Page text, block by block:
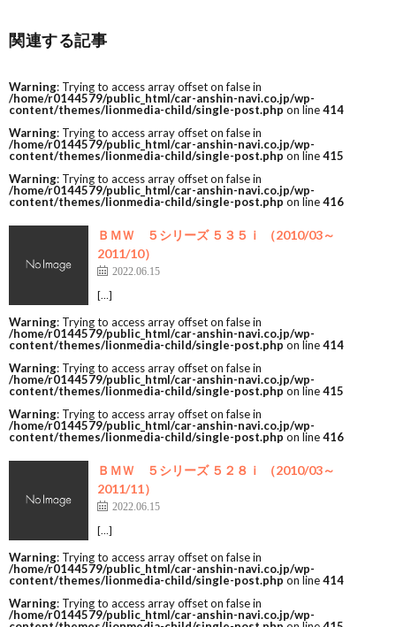
関連する記事
Warning: Trying to access array offset on false in
/home/r0144579/public_html/car-anshin-navi.co.jp/wp-
content/themes/lionmedia-child/single-post.php on line414
Warning: Trying to access array offset on false in
/home/r0144579/public_html/car-anshin-navi.co.jp/wp-
content/themes/lionmedia-child/single-post.php on line415
Warning: Trying to access array offset on false in
/home/r0144579/public_html/car-anshin-navi.co.jp/wp-
content/themes/lionmedia-child/single-post.php on line416
ＢＭＷ ５シリーズ ５３５ｉ （2010/03～
2011/10）
2022.06.15
[…]
Warning: Trying to access array offset on false in
/home/r0144579/public_html/car-anshin-navi.co.jp/wp-
content/themes/lionmedia-child/single-post.php on line414
Warning: Trying to access array offset on false in
/home/r0144579/public_html/car-anshin-navi.co.jp/wp-
content/themes/lionmedia-child/single-post.php on line415
Warning: Trying to access array offset on false in
/home/r0144579/public_html/car-anshin-navi.co.jp/wp-
content/themes/lionmedia-child/single-post.php on line416
ＢＭＷ ５シリーズ ５２８ｉ （2010/03～
2011/11）
2022.06.15
[…]
Warning: Trying to access array offset on false in
/home/r0144579/public_html/car-anshin-navi.co.jp/wp-
content/themes/lionmedia-child/single-post.php on line414
Warning: Trying to access array offset on false in
/home/r0144579/public_html/car-anshin-navi.co.jp/wp-